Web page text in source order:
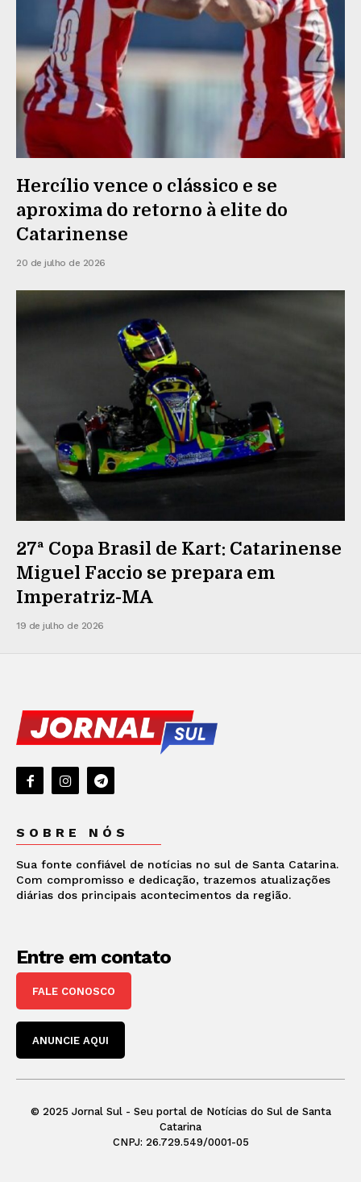
Hercílio vence o clássico e se
aproxima do retorno à elite do
Catarinense
20 de julho de 2026
27ª Copa Brasil de Kart: Catarinense
Miguel Faccio se prepara em
Imperatriz-MA
19 de julho de 2026
SOBRE NÓS
Sua fonte confiável de notícias no sul de Santa Catarina.
Com compromisso e dedicação, trazemos atualizações
diárias dos principais acontecimentos da região.
Entre em contato
FALE CONOSCO
ANUNCIE AQUI
© 2025 Jornal Sul - Seu portal de Notícias do Sul de Santa
Catarina
CNPJ: 26.729.549/0001-05